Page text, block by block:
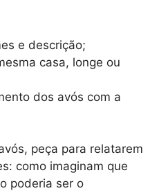
e descrição;
casa, longe ou
dos avós com a
peça para relatarem
como imaginam que
poderia ser o